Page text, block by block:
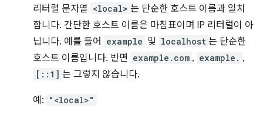
리터럴 문자열 <local> 는 단순한 호스트 이름과 일치
합니다. 간단한 호스트 이름은 마침표이며 IP 리터럴이 아
닙니다. 예를 들어
example 및 localhost 는 단순한
호스트 이름입니다. 반면 example.com , example. ,
[::1] 는 그렇지 않습니다.
예: "<local>"